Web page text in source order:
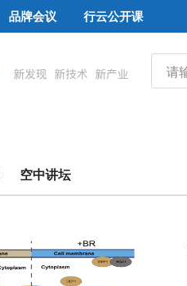
品牌会议 行云公开课
空中讲坛